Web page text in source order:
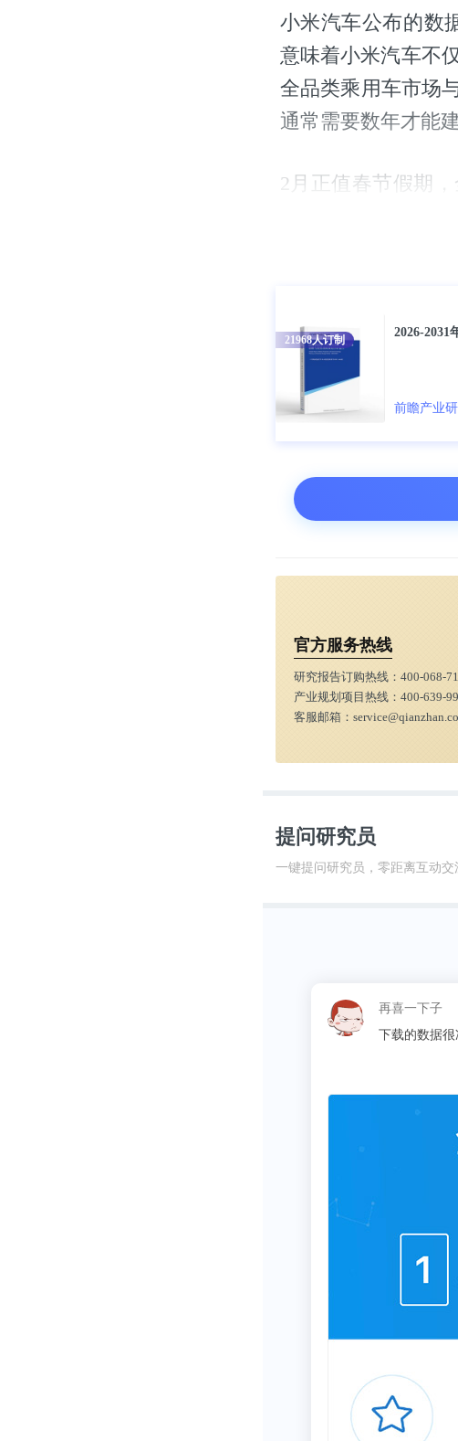
小米汽车公布的数
意味着小米汽车不
全品类乘用车市场
通常需要数年才能
2月正值春节假期
仍超过2万台，
根据中汽协数据，
从产业链视角来看
上游主要涵盖电池
制造的基础。中游
商用车等类别，也
充电服务、后市
不久前，奇瑞星途
这更严峻的挑战
车存储芯片价格
300%。近三个月
150%。一辆中型
至2000元。若加上
全球DRAM市场
2021年，这三家企
2026-2031
前瞻产业
21968人订制
官方服务热线
研究报告订购热线：400-068-
产业规划项目热线：400-639-
客服邮箱：
提问研究员
一键提问研究员，零距离互动交
这昵称我pick了
同学推荐的o